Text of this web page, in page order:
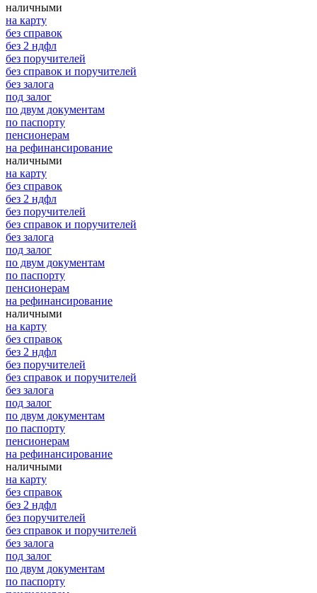
наличными
на карту
без справок
без 2 ндфл
без поручителей
без справок и поручителей
без залога
под залог
по двум документам
по паспорту
пенсионерам
на рефинансирование
наличными
на карту
без справок
без 2 ндфл
без поручителей
без справок и поручителей
без залога
под залог
по двум документам
по паспорту
пенсионерам
на рефинансирование
наличными
на карту
без справок
без 2 ндфл
без поручителей
без справок и поручителей
без залога
под залог
по двум документам
по паспорту
пенсионерам
на рефинансирование
наличными
на карту
без справок
без 2 ндфл
без поручителей
без справок и поручителей
без залога
под залог
по двум документам
по паспорту